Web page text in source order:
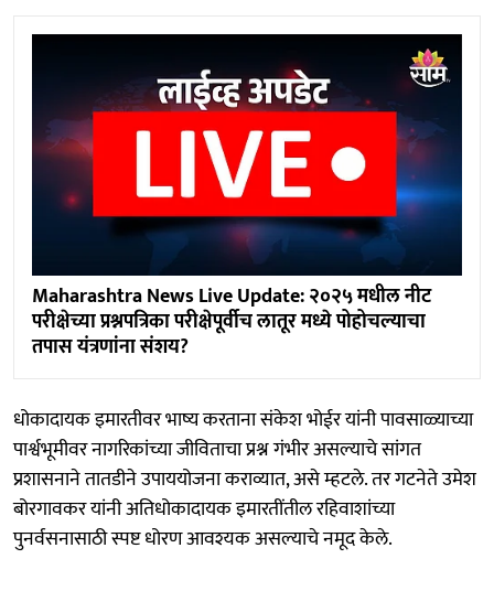
Maharashtra News Live Update: २०२५ मधील नीट
परीक्षेच्या प्रश्नपत्रिका परीक्षेपूर्वीच लातूर मध्ये पोहोचल्याचा
तपास यंत्रणांना संशय?
धोकादायक इमारतीवर भाष्य करताना संकेश भोईर यांनी पावसाळ्याच्या
पार्श्वभूमीवर नागरिकांच्या जीविताचा प्रश्न गंभीर असल्याचे सांगत
प्रशासनाने तातडीने उपाययोजना कराव्यात, असे म्हटले. तर गटनेते उमेश
बोरगावकर यांनी अतिधोकादायक इमारतींतील रहिवाशांच्या
पुनर्वसनासाठी स्पष्ट धोरण आवश्यक असल्याचे नमूद केले.